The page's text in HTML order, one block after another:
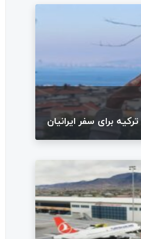
برای سفر ایرانیان